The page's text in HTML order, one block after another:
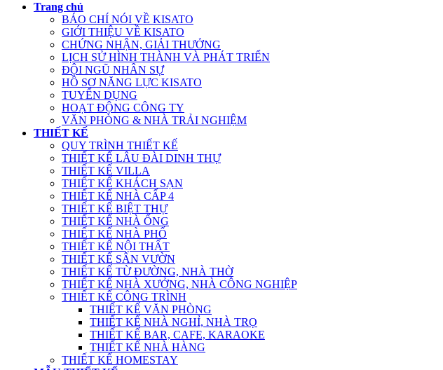
Trang chủ
BÁO CHÍ NÓI VỀ KISATO
GIỚI THIỆU VỀ KISATO
CHỨNG NHẬN, GIẢI THƯỞNG
LỊCH SỬ HÌNH THÀNH VÀ PHÁT TRIỂN
ĐỘI NGŨ NHÂN SỰ
HỒ SƠ NĂNG LỰC KISATO
TUYỂN DỤNG
HOẠT ĐỘNG CÔNG TY
VĂN PHÒNG & NHÀ TRẢI NGHIỆM
THIẾT KẾ
QUY TRÌNH THIẾT KẾ
THIẾT KẾ LÂU ĐÀI DINH THỰ
THIẾT KẾ VILLA
THIẾT KẾ KHÁCH SẠN
THIẾT KẾ NHÀ CẤP 4
THIẾT KẾ BIỆT THỰ
THIẾT KẾ NHÀ ỐNG
THIẾT KẾ NHÀ PHỐ
THIẾT KẾ NỘI THẤT
THIẾT KẾ SÂN VƯỜN
THIẾT KẾ TỪ ĐƯỜNG, NHÀ THỜ
THIẾT KẾ NHÀ XƯỞNG, NHÀ CÔNG NGHIỆP
THIẾT KẾ CÔNG TRÌNH
THIẾT KẾ VĂN PHÒNG
THIẾT KẾ NHÀ NGHỈ, NHÀ TRỌ
THIẾT KẾ BAR, CAFE, KARAOKE
THIẾT KẾ NHÀ HÀNG
THIẾT KẾ HOMESTAY